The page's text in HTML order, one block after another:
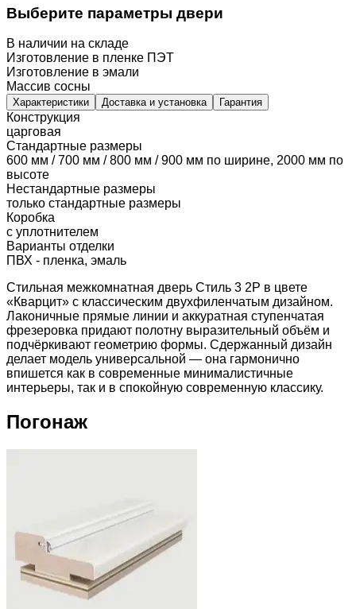
Выберите параметры двери
В наличии на складе
Изготовление в пленке ПЭТ
Изготовление в эмали
Массив сосны
Характеристики Доставка и установка Гарантия
Конструкция
царговая
Стандартные размеры
600 мм / 700 мм / 800 мм / 900 мм по ширине, 2000 мм по
высоте
Нестандартные размеры
только стандартные размеры
Коробка
с уплотнителем
Варианты отделки
ПВХ - пленка, эмаль
Стильная межкомнатная дверь Стиль 3 2P в цвете
«Кварцит» с классическим двухфиленчатым дизайном.
Лаконичные прямые линии и аккуратная ступенчатая
фрезеровка придают полотну выразительный объём и
подчёркивают геометрию формы. Сдержанный дизайн
делает модель универсальной — она гармонично
впишется как в современные минималистичные
интерьеры, так и в спокойную современную классику.
Погонаж